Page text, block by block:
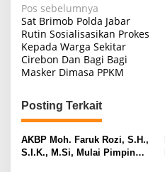
Navigasi
pos
Pos sebelumnya
Sat Brimob Polda Jabar
Rutin Sosialisasikan Prokes
Kepada Warga Sekitar
Cirebon Dan Bagi Bagi
Masker Dimasa PPKM
Posting Terkait
AKBP Moh. Faruk Rozi, S.H.,
S.I.K., M.Si, Mulai Pimpin